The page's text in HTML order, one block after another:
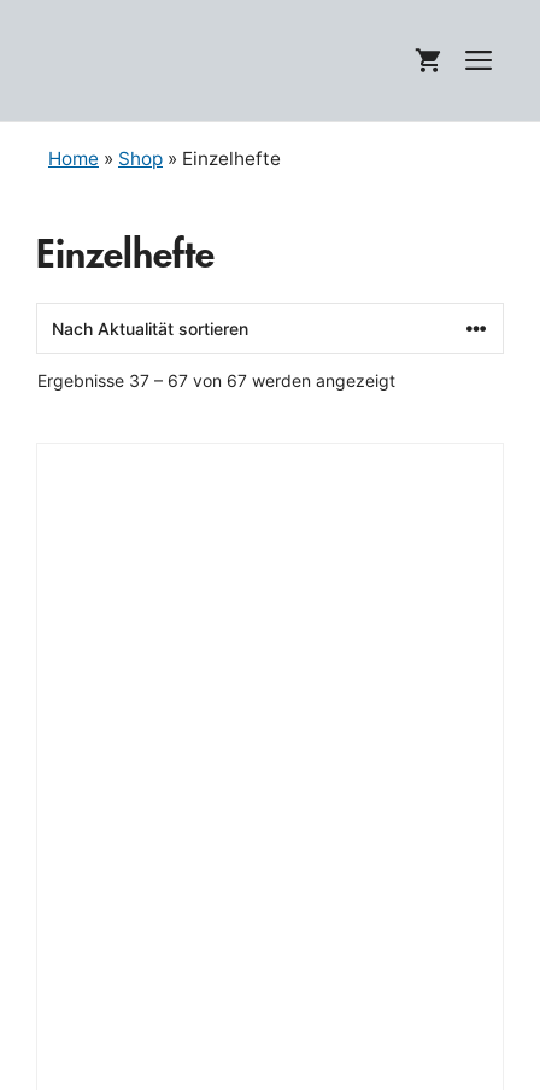
Home » Shop » Einzelhefte
Einzelhefte
Ergebnisse 37 – 67 von 67 werden angezeigtNach